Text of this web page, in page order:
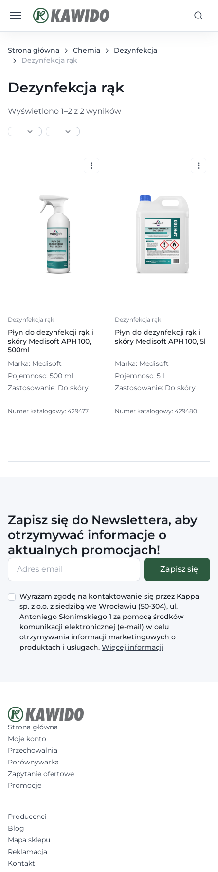
Strona główna Chemia
Dezynfekcja
Dezynfekcja rąk
Dezynfekcja rąk
Wyświetlono 1–2 z 2 wyników
Dezynfekcja rąk
Płyn do dezynfekcji rąk i
skóry Medisoft APH 100,
500ml
Marka: Medisoft
Pojemnosc: 500 ml
Zastosowanie: Do skóry
Numer katalogowy: 429477
Dezynfekcja rąk
Płyn do dezynfekcji rąk i
skóry Medisoft APH 100, 5l
Marka: Medisoft
Pojemnosc: 5 l
Zastosowanie: Do skóry
Numer katalogowy: 429480
Zapisz się do Newslettera, aby
otrzymywać informacje o
aktualnych promocjach!
Adres
email
Zapisz się
Wyrażam zgodę na kontaktowanie się przez Kappa
sp. z o.o. z siedzibą we Wrocławiu (50-304), ul.
Antoniego Słonimskiego 1 za pomocą środków
komunikacji elektronicznej (e-mail) w celu
otrzymywania informacji marketingowych o
produktach i usługach. Więcej informacji
Strona główna
Moje konto
Przechowalnia
Porównywarka
Zapytanie ofertowe
Promocje
Producenci
Blog
Mapa sklepu
Reklamacja
Kontakt